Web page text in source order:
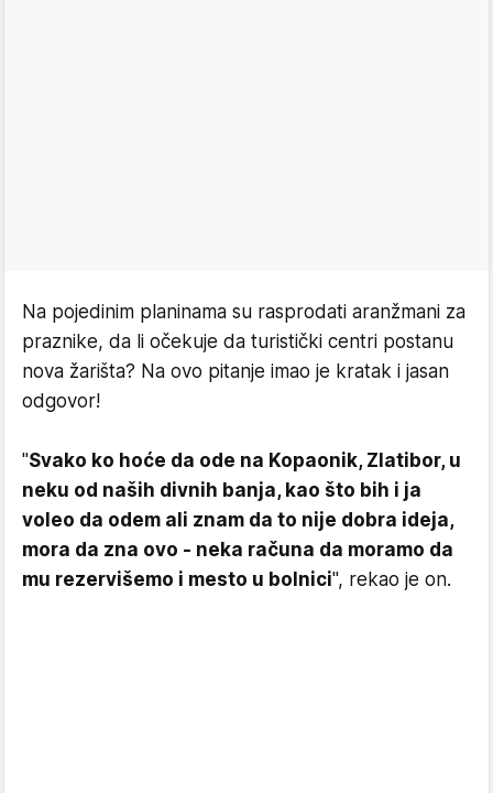
Na pojedinim planinama su rasprodati aranžmani za
praznike, da li očekuje da turistički centri postanu
nova žarišta? Na ovo pitanje imao je kratak i jasan
odgovor!
"Svako ko hoće da ode na Kopaonik, Zlatibor, u
neku od naših divnih banja, kao što bih i ja
voleo da odem ali znam da to nije dobra ideja,
mora da zna ovo - neka računa da moramo da
mu rezervišemo i mesto u bolnici", rekao je on.